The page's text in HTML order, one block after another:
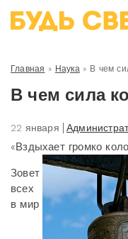
Главная » Наука» В чем
В чем сила
22 января
«Вздыхает громко
Зовет
всех
в мир